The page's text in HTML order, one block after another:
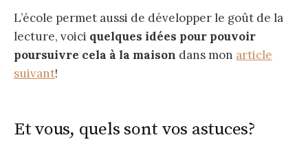
L’école permet aussi de développer le goût de la
lecture, voici quelques idées pour pouvoir
poursuivre cela à la maison dans mon article
suivant!
Et vous, quels sont vos astuces?